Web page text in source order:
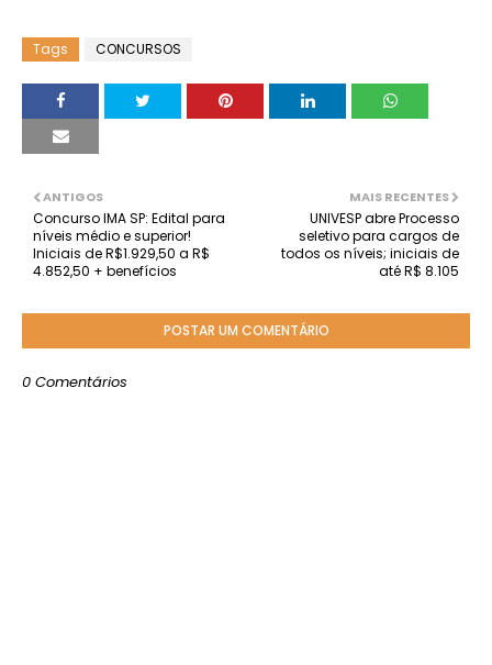
Tags CONCURSOS
MAIS RECENTES
UNIVESP abre Processo
seletivo para cargos de
todos os níveis; iniciais de
até R$ 8.105
ANTIGOS
Concurso IMA SP: Edital para
níveis médio e superior!
Iniciais de R$1.929,50 a R$
4.852,50 + benefícios
POSTAR UM COMENTÁRIO
0 Comentários